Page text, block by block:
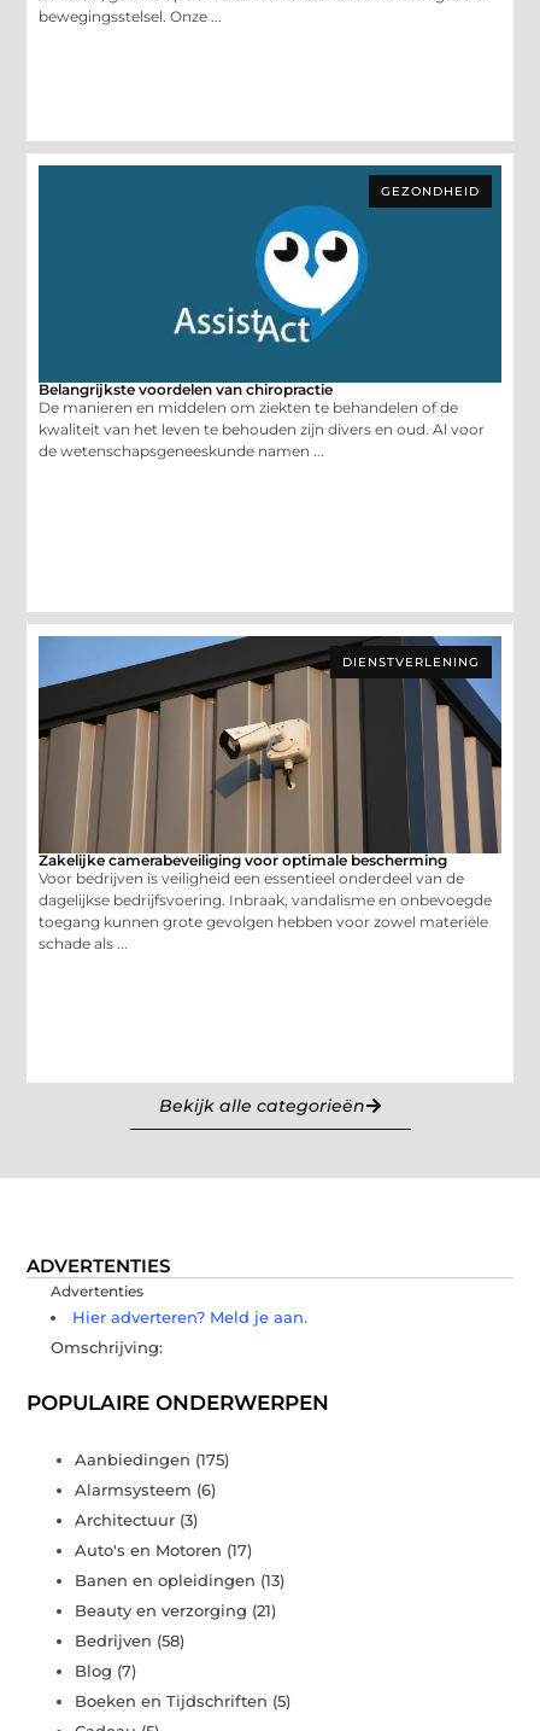
bewegingsstelsel. Onze ...
GEZONDHEID
Belangrijkste voordelen van chiropractie
De manieren en middelen om ziekten te behandelen of de
kwaliteit van het leven te behouden zijn divers en oud. Al voor
de wetenschapsgeneeskunde namen ...
DIENSTVERLENING
Zakelijke camerabeveiliging voor optimale bescherming
Voor bedrijven is veiligheid een essentieel onderdeel van de
dagelijkse bedrijfsvoering. Inbraak, vandalisme en onbevoegde
toegang kunnen grote gevolgen hebben voor zowel materiële
schade als ...
Bekijk alle categorieën
ADVERTENTIES
Advertenties
Hier adverteren? Meld je aan.
Omschrijving:
POPULAIRE ONDERWERPEN
Aanbiedingen (175)
Alarmsysteem (6)
Architectuur (3)
Auto's en Motoren (17)
Banen en opleidingen (13)
Beauty en verzorging (21)
Bedrijven (58)
Blog (7)
Boeken en Tijdschriften (5)